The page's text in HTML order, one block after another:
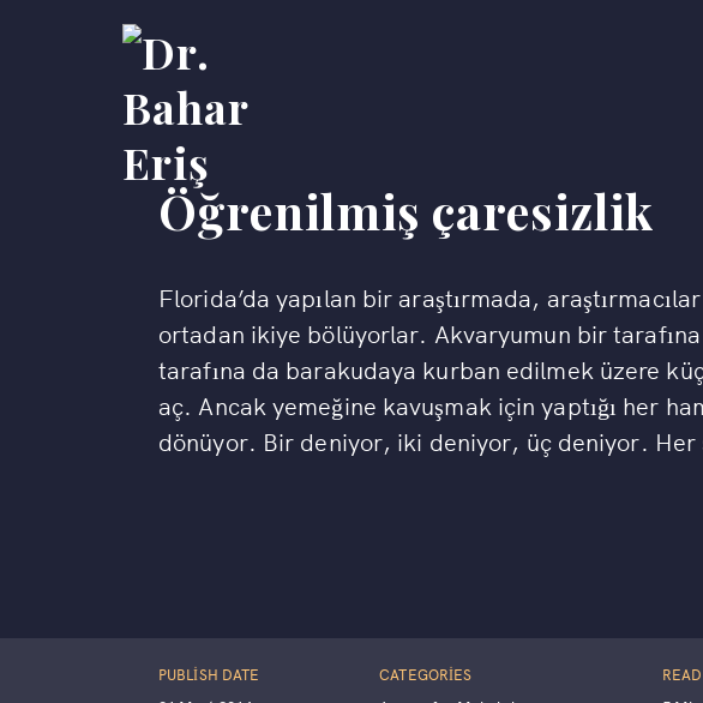
Öğrenilmiş çaresizlik
Florida’da yapılan bir araştırmada,
ortadan ikiye bölüyorlar. Akvaryumun bir
tarafına da barakudaya kurban edilmek üzere
aç. Ancak yemeğine kavuşmak için yaptığı her
dönüyor. Bir deniyor, iki deniyor, üç deniyor.
PUBLISH DATE CATEGORIES